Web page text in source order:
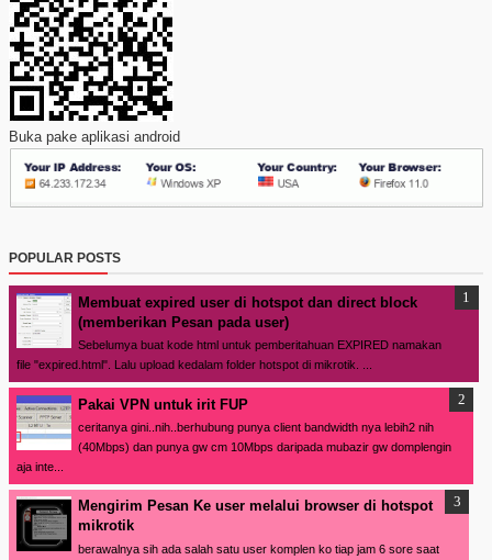
Buka pake aplikasi android
POPULAR POSTS
Membuat expired user di hotspot dan direct block
(memberikan Pesan pada user)
Sebelumya buat kode html untuk pemberitahuan EXPIRED namakan
file "expired.html". Lalu upload kedalam folder hotspot di mikrotik. ...
Pakai VPN untuk irit FUP
ceritanya gini..nih..berhubung punya client bandwidth nya lebih2 nih
(40Mbps) dan punya gw cm 10Mbps daripada mubazir gw domplengin
aja inte...
Mengirim Pesan Ke user melalui browser di hotspot
mikrotik
berawalnya sih ada salah satu user komplen ko tiap jam 6 sore saat